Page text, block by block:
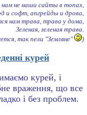
нам не наши сайты в топах,
и софт, апгрейды и дрова,
нам трава, трава у дома,
Зеленая, зеленая трава.
так пели "Земляне"
)
курей
курей, і
враження, що все
і без проблем.